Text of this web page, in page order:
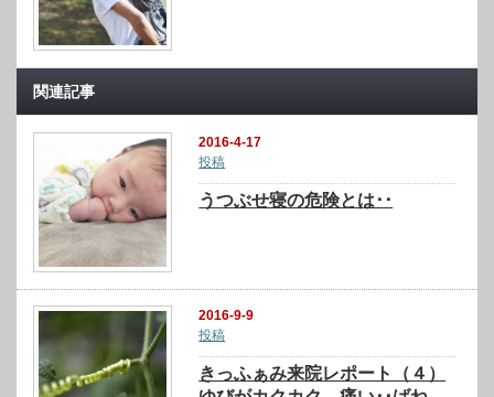
関連記事
2016-4-17
投稿
うつぶせ寝の危険とは･･
2016-9-9
投稿
きっふぁみ来院レポート（４）